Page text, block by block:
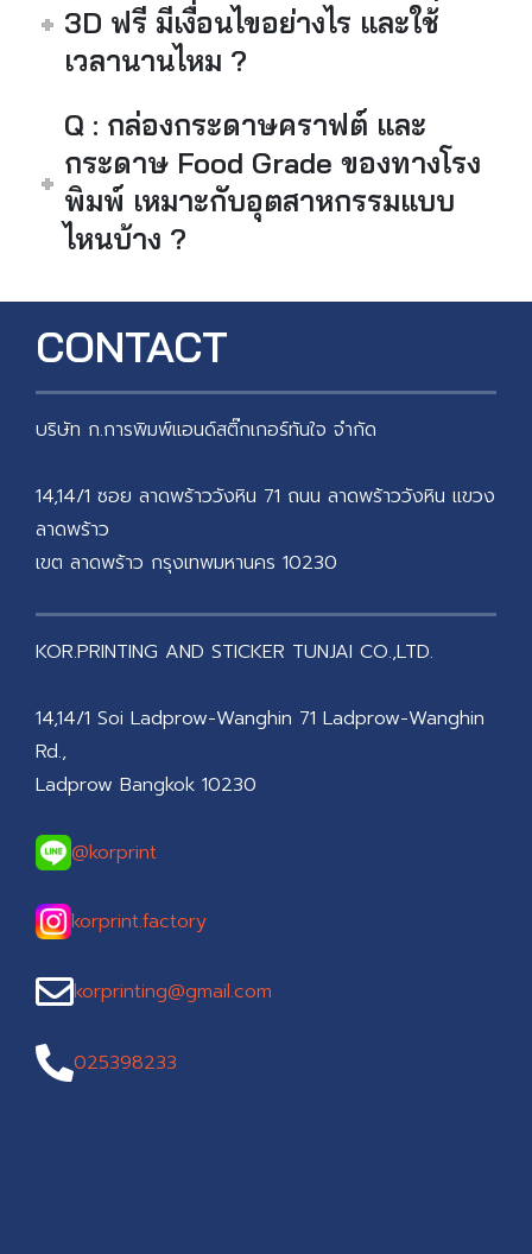
3D ฟรี มีเงื่อนไขอย่างไร และใช้
เวลานานไหม ?
Q : กล่องกระดาษคราฟต์ และ
กระดาษ Food Grade ของทางโรง
พิมพ์ เหมาะกับอุตสาหกรรมแบบ
ไหนบ้าง ?
CONTACT
บริษัท ก.การพิมพ์แอนด์สติ๊กเกอร์ทันใจ จำกัด
14,14/1 ซอย ลาดพร้าววังหิน 71 ถนน ลาดพร้าววังหิน แขวง
ลาดพร้าว
เขต ลาดพร้าว กรุงเทพมหานคร 10230
KOR.PRINTING AND STICKER TUNJAI CO.,LTD.
14,14/1 Soi Ladprow-Wanghin 71 Ladprow-Wanghin
Rd.,
Ladprow Bangkok 10230
@korprint
korprint.factory
korprinting@gmail.com
025398233